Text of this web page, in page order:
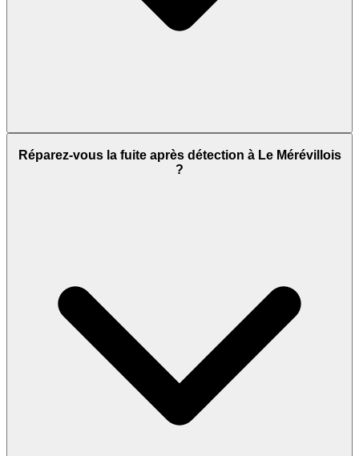
Réparez-vous la fuite après détection à Le Mérévillois
?